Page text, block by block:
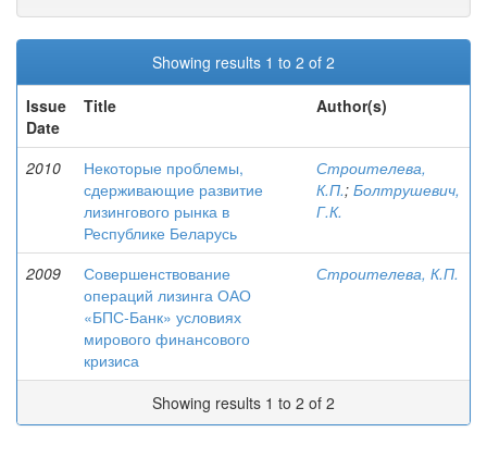
Showing results 1 to 2 of 2
Issue
Date
Title Author(s)
2010
Некоторые проблемы,
сдерживающие развитие
лизингового рынка в
Республике Беларусь
Строителева,
К.П.; Болтрушевич,
Г.К.
2009
Совершенствование
операций лизинга ОАО
«БПС-Банк» условиях
мирового финансового
кризиса
Строителева, К.П.
Showing results 1 to 2 of 2